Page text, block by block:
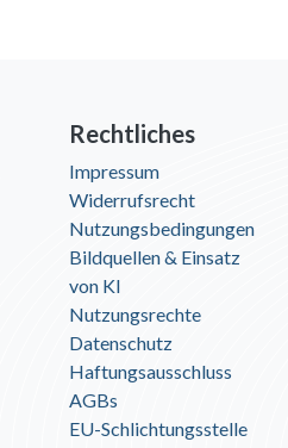
Rechtliches
Impressum
Widerrufsrecht
Nutzungsbedingungen
Bildquellen & Einsatz
von KI
Nutzungsrechte
Datenschutz
Haftungsausschluss
AGBs
EU-Schlichtungsstelle